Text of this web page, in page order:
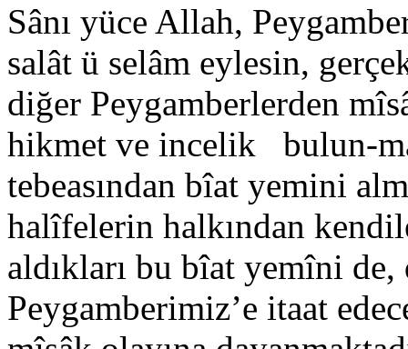
Sânı yüce Allah,
salât ü selâm eylesin,
diğer Peygamber­lerden
hikmet ve incelik bulun-
tebeasından bîat yemini
halîfelerin halkından
aldıkları bu bîat yemîni
Peygamberimiz’e itaat